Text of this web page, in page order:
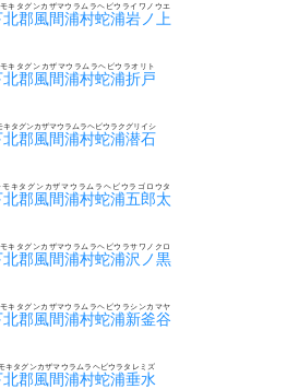
郡風間浦村蛇浦岩ノ上
キタグンカザマウラムラヘビウライワノウエ
郡風間浦村蛇浦折戸
キタグンカザマウラムラヘビウラオリト
郡風間浦村蛇浦潜石
キタグンカザマウラムラヘビウラクグリイシ
郡風間浦村蛇浦五郎太
キタグンカザマウラムラヘビウラゴロウタ
郡風間浦村蛇浦沢ノ黒
キタグンカザマウラムラヘビウラサワノクロ
郡風間浦村蛇浦新釜谷
キタグンカザマウラムラヘビウラシンカマヤ
郡風間浦村蛇浦垂水
キタグンカザマウラムラヘビウラタレミズ